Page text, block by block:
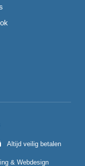
Altijd veilig betalen
& Webdesign